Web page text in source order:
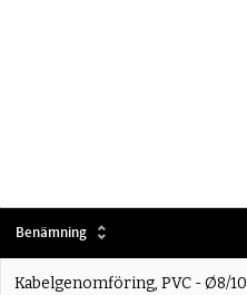
Benämning
Kabelgenomföring, PVC - Ø8/10